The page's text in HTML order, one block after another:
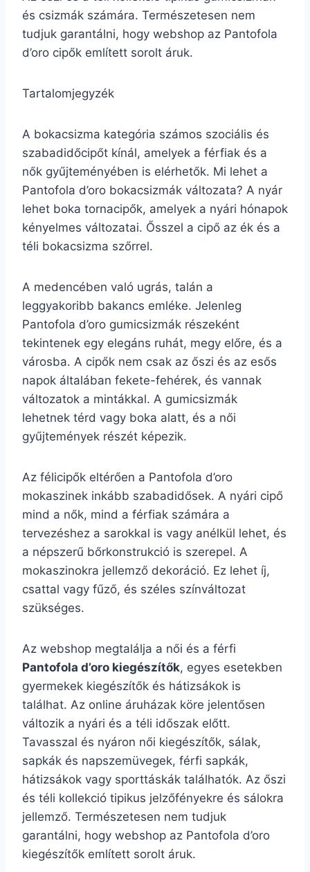
és csizmák számára. Természetesen nem
tudjuk garantálni, hogy webshop az Pantofola
d’oro cipők említett sorolt áruk.
Tartalomjegyzék
A bokacsizma kategória számos szociális és
szabadidőcipőt kínál, amelyek a férfiak és a
nők gyűjteményében is elérhetők. Mi lehet a
Pantofola d’oro bokacsizmák változata? A nyár
lehet boka tornacipők, amelyek a nyári hónapok
kényelmes változatai. Ősszel a cipő az ék és a
téli bokacsizma szőrrel.
A medencében való ugrás, talán a
leggyakoribb bakancs emléke. Jelenleg
Pantofola d’oro gumicsizmák részeként
tekintenek egy elegáns ruhát, megy előre, és a
városba. A cipők nem csak az őszi és az esős
napok általában fekete-fehérek, és vannak
változatok a mintákkal. A gumicsizmák
lehetnek térd vagy boka alatt, és a női
gyűjtemények részét képezik.
Az félicipők eltérően a Pantofola d’oro
mokaszinek inkább szabadidősek. A nyári cipő
mind a nők, mind a férfiak számára a
tervezéshez a sarokkal is vagy anélkül lehet, és
a népszerű bőrkonstrukció is szerepel. A
mokaszinokra jellemző dekoráció. Ez lehet íj,
csattal vagy fűző, és széles színváltozat
szükséges.
Az webshop megtalálja a női és a férfi
Pantofola d’oro kiegészítők, egyes esetekben
gyermekek kiegészítők és hátizsákok is
találhat. Az online áruházak köre jelentősen
változik a nyári és a téli időszak előtt.
Tavasszal és nyáron női kiegészítők, sálak,
sapkák és napszemüvegek, férfi sapkák,
hátizsákok vagy sporttáskák találhatók. Az őszi
és téli kollekció tipikus jelzőfényekre és sálokra
jellemző. Természetesen nem tudjuk
garantálni, hogy webshop az Pantofola d’oro
kiegészítők említett sorolt áruk.